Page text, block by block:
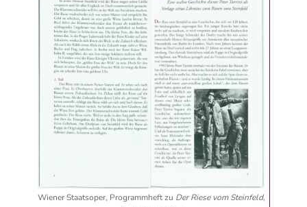
Wiener Staatsoper, Programmheft zu Der Riese vom Steinfeld,